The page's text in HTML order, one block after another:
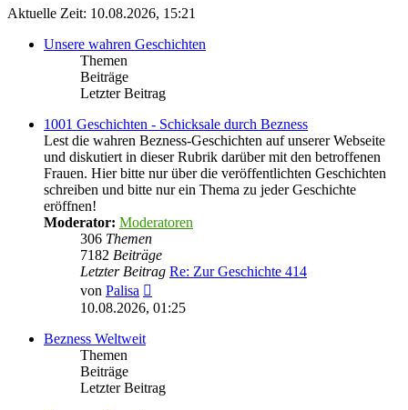
Aktuelle Zeit: 10.08.2026, 15:21
Unsere wahren Geschichten
Themen
Beiträge
Letzter Beitrag
1001 Geschichten - Schicksale durch Bezness
Lest die wahren Bezness-Geschichten auf unserer Webseite
und diskutiert in dieser Rubrik darüber mit den betroffenen
Frauen. Hier bitte nur über die veröffentlichten Geschichten
schreiben und bitte nur ein Thema zu jeder Geschichte
eröffnen!
Moderator: Moderatoren
306 Themen
7182 Beiträge
Letzter Beitrag Re: Zur Geschichte 414
von Palisa
Beitrag
10.08.2026, 01:25
Bezness Weltweit
Themen
Beiträge
Letzter Beitrag